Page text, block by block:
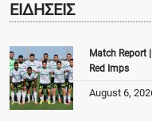
ΕΙΔΗΣΕΙΣ
Match Report
Red Imps
August 6,